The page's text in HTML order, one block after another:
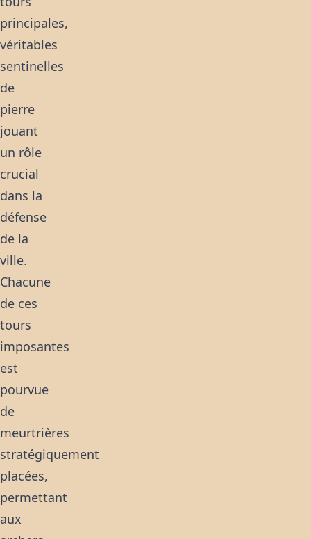
principales,
véritables
sentinelles
de
pierre
jouant
un rôle
crucial
dans la
défense
de la
ville.
Chacune
de ces
tours
imposantes
est
pourvue
de
meurtrières
stratégiquement
placées,
permettant
aux